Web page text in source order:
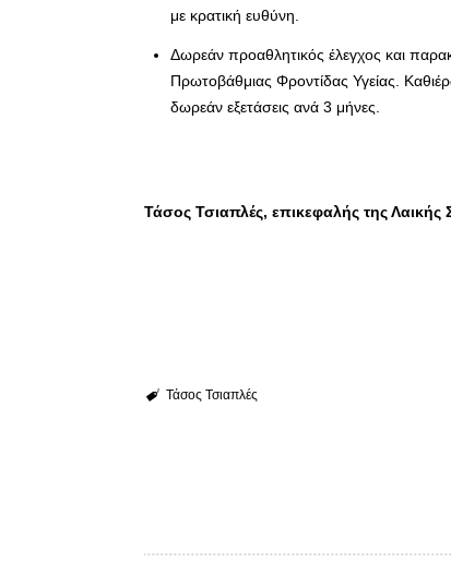
με κρατική ευθύνη.
Δωρεάν προαθλητικός έλεγχος και
Πρωτοβάθμιας Φροντίδας Υγείας.
δωρεάν εξετάσεις ανά 3 μήνες.
Τάσος Τσιαπλές, επικεφαλής της
Τάσος Τσιαπλές